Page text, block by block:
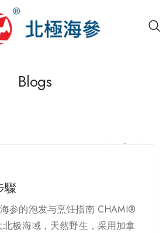
Blogs
驟
参的泡发与烹饪指南 CHAMI®
极海域，天然野生，采用加拿